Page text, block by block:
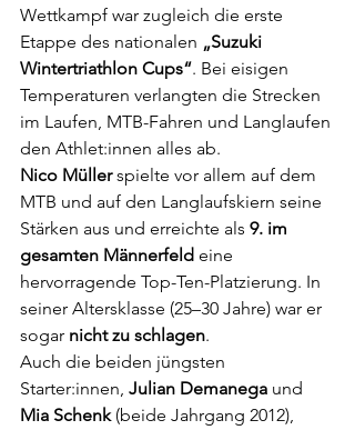
Wettkampf war zugleich die erste
Etappe des nationalen „Suzuki
Wintertriathlon Cups“. Bei eisigen
Temperaturen verlangten die Strecken
im Laufen, MTB-Fahren und Langlaufen
den Athlet:innen alles ab.
Nico Müller spielte vor allem auf dem
MTB und auf den Langlaufskiern seine
Stärken aus und erreichte als 9. im
gesamten Männerfeld eine
hervorragende Top-Ten-Platzierung. In
seiner Altersklasse (25–30 Jahre) war er
sogar nicht zu schlagen.
Auch die beiden jüngsten
Starter:innen, Julian Demanega und
Mia Schenk (beide Jahrgang 2012),